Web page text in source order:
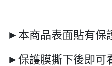
►本商品表面貼有保
►保護膜撕下後即可